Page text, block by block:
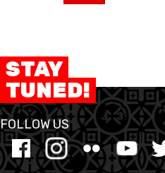
STAY
TUNED!
FOLLOW US